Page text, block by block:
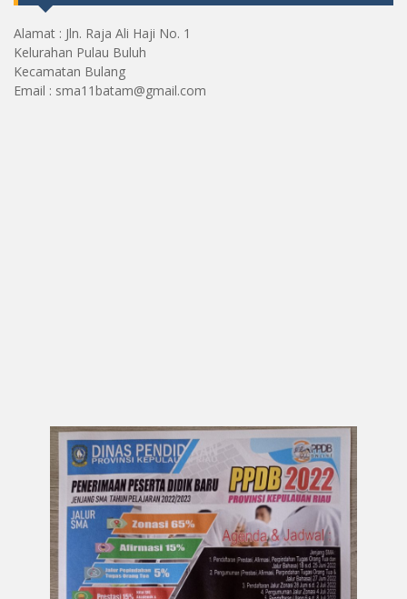
Alamat : Jln. Raja Ali Haji No. 1
Kelurahan Pulau Buluh
Kecamatan Bulang
Email : sma11batam@gmail.com